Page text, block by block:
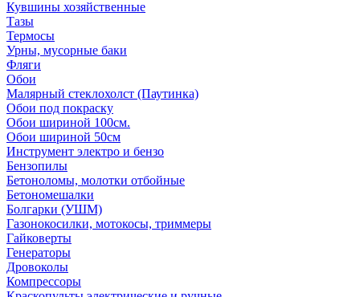
Кувшины хозяйственные
Тазы
Термосы
Урны, мусорные баки
Фляги
Обои
Малярный стеклохолст (Паутинка)
Обои под покраску
Обои шириной 100см.
Обои шириной 50см
Инструмент электро и бензо
Бензопилы
Бетоноломы, молотки отбойные
Бетономешалки
Болгарки (УШМ)
Газонокосилки, мотокосы, триммеры
Гайковерты
Генераторы
Дровоколы
Компрессоры